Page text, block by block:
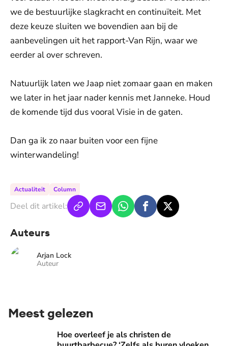
we de bestuurlijke slagkracht en continuïteit. Met
deze keuze sluiten we bovendien aan bij de
aanbevelingen uit het rapport-Van Rijn, waar we
eerder al over schreven.
Natuurlijk laten we Jaap niet zomaar gaan en maken
we later in het jaar nader kennis met Janneke. Houd
de komende tijd dus vooral Visie in de gaten.
Dan ga ik zo naar buiten voor een fijne
winterwandeling!
Actualiteit Column
Deel dit artikel:
Auteurs
Arjan Lock
Auteur
Meest gelezen
Hoe overleef je als christen de buurtbarbecue? ‘Zelfs als
Hoe overleef je als christen de